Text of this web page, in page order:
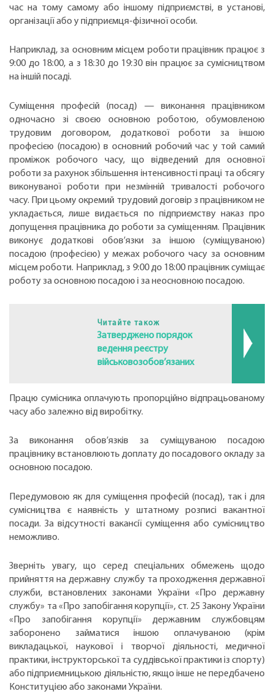
час на тому самому або іншому підприємстві, в установі,
організації або у підприємця-фізичної особи.
Наприклад, за основним місцем роботи працівник працює з
9:00 до 18:00, а з 18:30 до 19:30 він працює за сумісництвом
на іншій посаді.
Суміщення професій (посад) — виконання працівником
одночасно зі своєю основною роботою, обумовленою
трудовим договором, додаткової роботи за іншою
професією (посадою) в основний робочий час у той самий
проміжок робочого часу, що відведений для основної
роботи за рахунок збільшення інтенсивності праці та обсягу
виконуваної роботи при незмінній тривалості робочого
часу. При цьому окремий трудовий договір з працівником не
укладається, лише видається по підприємству наказ про
допущення працівника до роботи за суміщенням. Працівник
виконує додаткові обов’язки за іншою (суміщуваною)
посадою (професією) у межах робочого часу за основним
місцем роботи. Наприклад, з 9:00 до 18:00 працівник суміщає
роботу за основною посадою і за неосновною посадою.
Читайте також
Затверджено порядок
ведення реєстру
військовозобов’язаних
Працю сумісника оплачують пропорційно відпрацьованому
часу або залежно від виробітку.
За виконання обов’язків за суміщуваною посадою
працівнику встановлюють доплату до посадового окладу за
основною посадою.
Передумовою як для суміщення професій (посад), так і для
сумісництва є наявність у штатному розписі вакантної
посади. За відсутності вакансії суміщення або сумісництво
неможливо.
Зверніть увагу, що серед спеціальних обмежень щодо
прийняття на державну службу та проходження державної
служби, встановлених законами України «Про державну
службу» та «Про запобігання корупції», ст. 25 Закону України
«Про запобігання корупції» державним службовцям
заборонено займатися іншою оплачуваною (крім
викладацької, наукової і творчої діяльності, медичної
практики, інструкторської та суддівської практики із спорту)
або підприємницькою діяльністю, якщо інше не передбачено
Конституцією або законами України.